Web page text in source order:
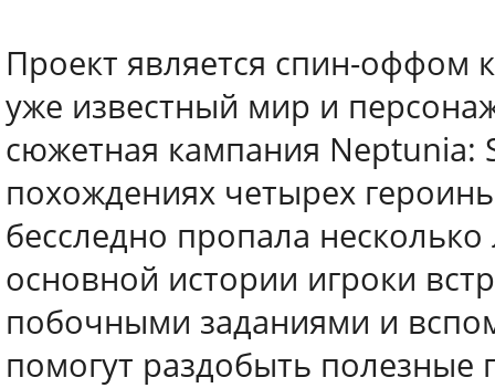
Проект является спин-оффом
уже известный мир и
сюжетная кампания Neptunia:
похождениях четырех
бесследно пропала
основной истории игроки
побочными заданиями и
помогут раздобыть